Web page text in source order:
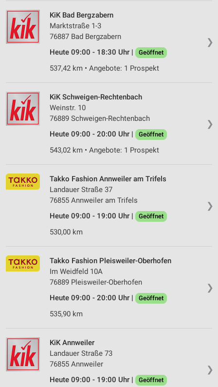
❯
KiK Bad Bergzabern
Marktstraße 1-3
76887 Bad Bergzabern
Heute 09:00 - 18:30 Uhr |
Geöffnet
537,42 km • Angebote: 1 Prospekt
❯
KiK Schweigen-Rechtenbach
Weinstr. 10
76889 Schweigen-Rechtenbach
Heute 09:00 - 20:00 Uhr |
Geöffnet
543,02 km • Angebote: 1 Prospekt
❯
Takko Fashion Annweiler am Trifels
Landauer Straße 37
76855 Annweiler am Trifels
Heute 09:00 - 19:00 Uhr |
Geöffnet
530,00 km
❯
Takko Fashion Pleisweiler-Oberhofen
Im Weidfeld 10A
76889 Pleisweiler-Oberhofen
Heute 09:00 - 20:00 Uhr |
Geöffnet
535,90 km
❯
KiK Annweiler
Landauer Straße 73
76855 Annweiler
Heute 09:00 - 19:00 Uhr |
Geöffnet